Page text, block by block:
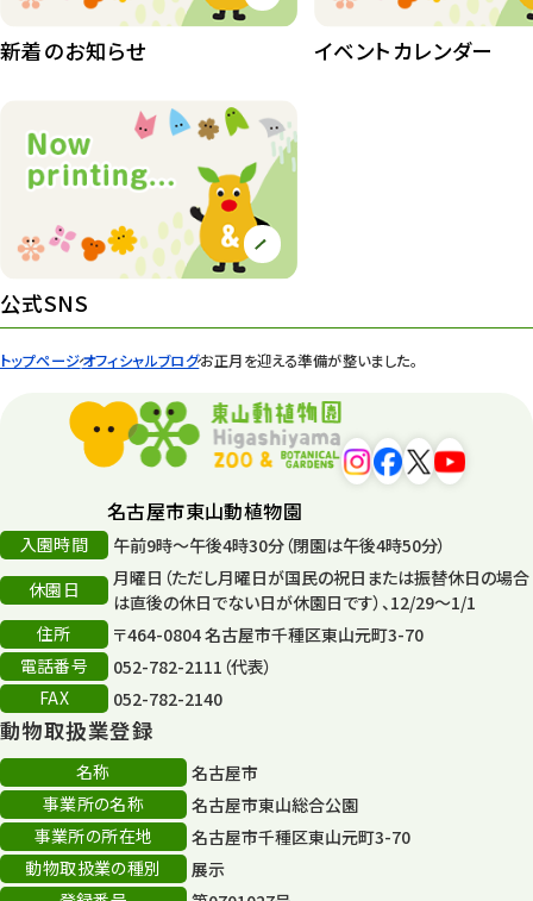
トップページオフィシャルブログお正月を迎える準備が整いました。
植物園長の庭
桜情報
紅葉情報
ズーボ
イベント
平和公園
森のとこやさん
再生
再生フォーラム
80周年
その他
その他イベント
新着のお知らせ イベントカレンダー
公式SNS
名古屋市東山動植物園
入園時間
午前9時～午後4時30分（閉園は午後4時50分）
休園日
月曜日（ただし月曜日が国民の祝日または振替休日の場合
は直後の休日でない日が休園日です）、12/29～1/1
住所
〒464-0804 名古屋市千種区東山元町3-70
電話番号
052-782-2111（代表）
FAX
052-782-2140
動物取扱業登録
名称
名古屋市
事業所の名称
名古屋市東山総合公園
事業所の所在地
名古屋市千種区東山元町3-70
動物取扱業の種別
展示